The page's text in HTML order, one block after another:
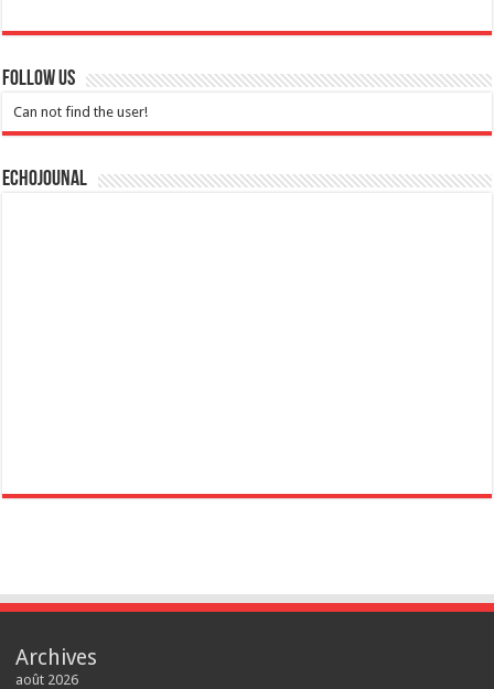
Follow Us
Can not find the user!
Echojounal
Archives
août 2026